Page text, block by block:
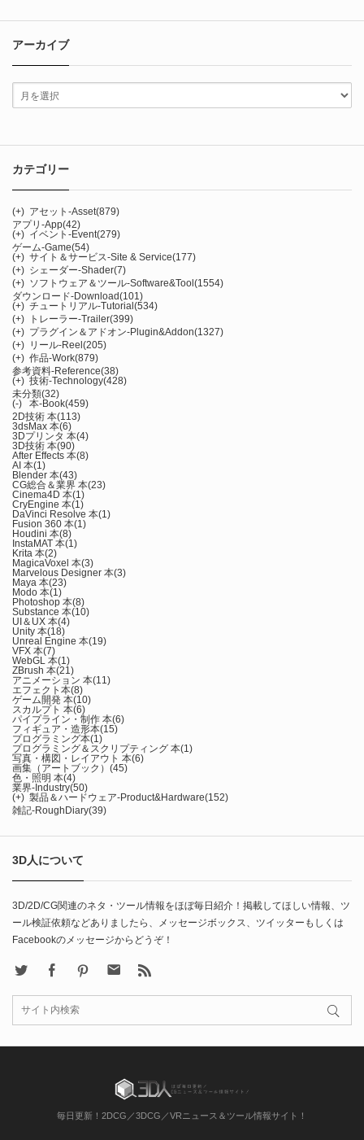
アーカイブ
カテゴリー
(+) アセット-Asset(879)
アプリ-App(42)
(+) イベント-Event(279)
ゲーム-Game(54)
(+) サイト＆サービス-Site & Service(177)
(+) シェーダー-Shader(7)
(+) ソフトウェア＆ツール-Software&Tool (1554)
ダウンロード-Download(101)
(+) チュートリアル-Tutorial (534)
(+)
トレーラー-Trailer(399)
(+) プラグイン＆アドオン-Plugin&Addon(1327)
(+) リール-Reel (205)
(+) 作品-Work(879)
参考資料-Reference(38)
(+) 技術-Technology(428)
未分類(32)
(-)
本-Book(459)
2D技術 本(113)
3dsMax 本(6)
3Dプリンタ 本(4)
3D技術 本(90)
After Effects 本(8)
AI 本(1)
Blender 本(43)
CG総合＆業界 本(23)
Cinema4D 本(1)
CryEngine 本(1)
DaVinci Resolve 本(1)
Fusion 360 本(1)
Houdini 本(8)
InstaMAT 本(1)
Krita 本(2)
MagicaVoxel 本(3)
Marvelous Designer 本(3)
Maya 本(23)
Modo 本(1)
Photoshop 本(8)
Substance 本(10)
UI＆UX 本(4)
Unity 本(18)
Unreal Engine 本(19)
VFX 本(7)
WebGL 本(1)
ZBrush 本(21)
アニメーション 本(11)
エフェクト本(8)
ゲーム開発 本(10)
スカルプト 本(6)
パイプライン・制作 本(6)
フィギュア・造形本(15)
プログラミング本(1)
プログラミング＆スクリプティング 本(1)
写真・構図・レイアウト 本(6)
画集（アートブック） (45)
色・照明 本(4)
業界-Industry(50)
(+) 製品＆ハードウェア-Product&Hardware(152)
雑記-RoughDiary(39)
3D人について
3D/2D/CG関連のネタ・ツール情報をほぼ毎日紹介！掲載してほしい情報、ツ
ール検証依頼などありましたら、メッセージボックス、ツイッターもしくは
Facebookのメッセージからどうぞ！
FacebookPinterest Contact
毎日更新！2DCG／3DCG／VRニュース＆ツール情報サイト！